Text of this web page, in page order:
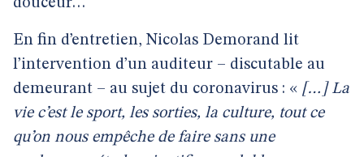
douceur…
En fin d’entretien, Nicolas Demorand lit
l’intervention d’un auditeur – discutable au
demeurant – au sujet du coronavirus : « […] La
vie c’est le sport, les sorties, la culture, tout ce
qu’on nous empêche de faire sans une